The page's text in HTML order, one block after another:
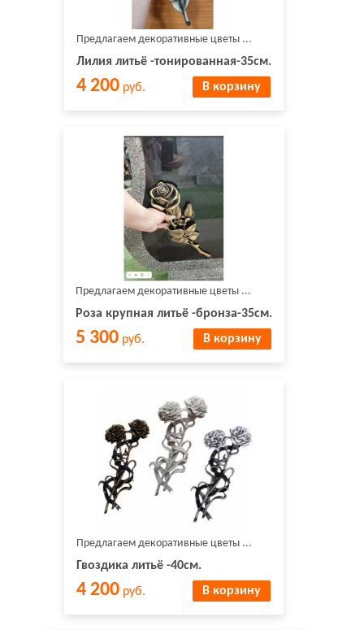
Предлагаем декоративные цветы ...
Лилия литьё -тонированная-35см.
4 200 руб. В корзину
Предлагаем декоративные цветы ...
Роза крупная литьё -бронза-35см.
5 300 руб. В корзину
Предлагаем декоративные цветы ...
Гвоздика литьё -40см.
4 200 руб. В корзину